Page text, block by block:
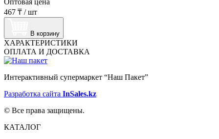
Оптовая цена
467 ₸ /шт
В корзину
ХАРАКТЕРИСТИКИ
ОПЛАТА И ДОСТАВКА
Интерактивный супермаркет “Наш Пакет”
Разработка сайта InSales.kz
© Все права защищены.
КАТАЛОГ